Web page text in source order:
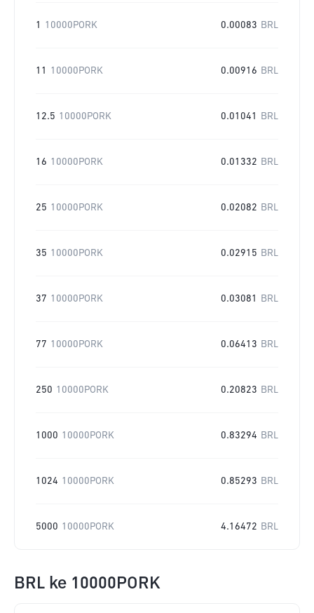
1 10000PORK 0.00083 BRL
11 10000PORK 0.00916 BRL
12.5 10000PORK 0.01041 BRL
16 10000PORK 0.01332 BRL
25 10000PORK 0.02082 BRL
35 10000PORK 0.02915 BRL
37 10000PORK 0.03081 BRL
77 10000PORK 0.06413 BRL
250 10000PORK 0.20823 BRL
1000 10000PORK 0.83294 BRL
1024 10000PORK 0.85293 BRL
5000 10000PORK 4.16472 BRL
BRL ke 10000PORK